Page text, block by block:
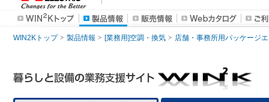
WIN2Kトップ 製品情報 [業務用]空調・換気 店舗・事務所用パッケージ